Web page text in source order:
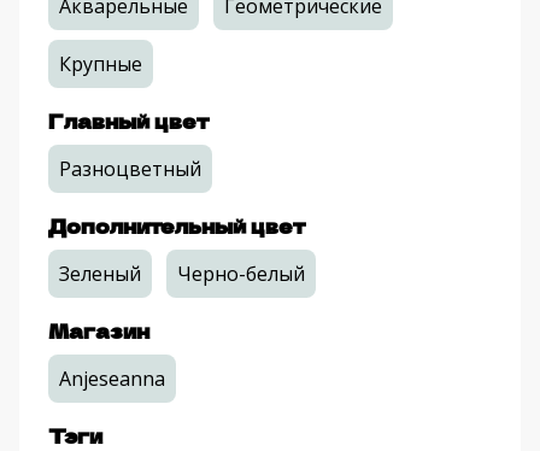
Акварельные Геометрические
Крупные
Главный цвет
Разноцветный
Дополнительный цвет
Зеленый Черно-белый
Магазин
Anjeseanna
Тэги